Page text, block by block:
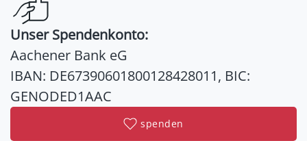
Unser Spendenkonto:
Aachener Bank eG
IBAN: DE67390601800128428011, BIC:
GENODED1AAC
spenden